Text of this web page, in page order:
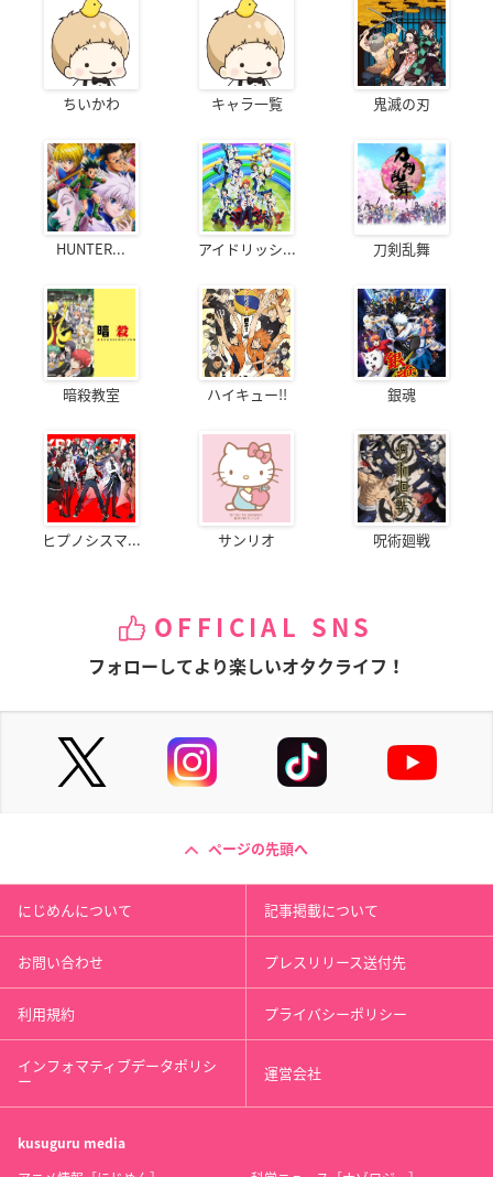
ちいかわ キャラ一覧 鬼滅の刃
HUNTER... アイドリッシ... 刀剣乱舞
暗殺教室 ハイキュー!! 銀魂
ヒプノシスマ... サンリオ 呪術廻戦
OFFICIAL SNS
フォローしてより楽しいオタクライフ！
ページの先頭へ
にじめんについて 記事掲載について
お問い合わせ プレスリリース送付先
利用規約 プライバシーポリシー
インフォマティブデータポリシ
ー 運営会社
kusuguru media